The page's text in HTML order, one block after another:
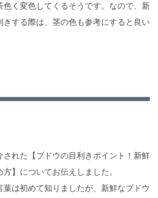
色く変色してくるそうです。なので、新
きする際は、茎の色も参考にすると良い
された【ブドウの目利きポイント！新鮮
】についてお伝えしました。
葉は初めて知りましたが、新鮮なブドウ